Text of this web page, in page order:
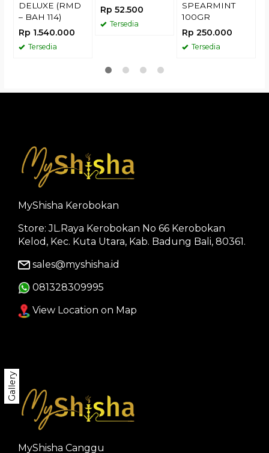
DELUXE (RMD
– BAH 114)
Rp 1.540.000
Tersedia
Rp 52.500
Tersedia
SPEARMINT
100GR
Rp 250.000
Tersedia
Gallery
MyShisha Kerobokan
Store: JL.Raya Kerobokan No 66 Kerobokan
Kelod, Kec. Kuta Utara, Kab. Badung Bali, 80361.
sales@myshisha.id
081328309995
View Location on Map
MyShisha Canggu